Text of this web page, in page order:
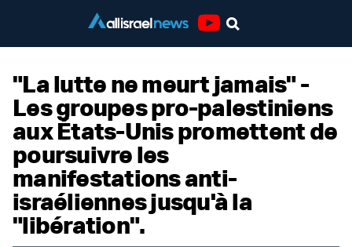
"La lutte ne meurt jamais" -
Les groupes pro-palestiniens
aux États-Unis promettent de
poursuivre les
manifestations anti-
israéliennes jusqu'à la
"libération".